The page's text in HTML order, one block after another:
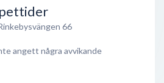
66
angett några avvikande